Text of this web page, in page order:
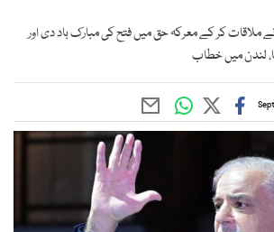
کر کے معرکہ حق میں فتح کی مبارک باد دی اور
لندن میں خطاب